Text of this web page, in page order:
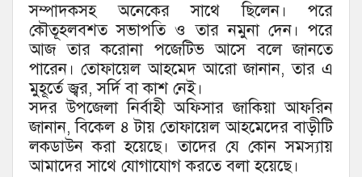
সম্পাদকসহ অনেকের সাথে ছিলেন। পরে
কৌতূহলবশত সভাপতি ও তার নমুনা দেন। পরে
আজ তার করোনা পজেটিভ আসে বলে জানতে
পারেন। তোফায়েল আহমেদ আরো জানান, তার এ
মুহূর্তে জ্বর, সর্দি বা কাশ নেই।
সদর উপজেলা নির্বাহী অফিসার জাকিয়া আফরিন
জানান, বিকেল ৪ টায় তোফায়েল আহমেদের বাড়ীটি
লকডাউন করা হয়েছে। তাদের যে কোন সমস্যায়
আমাদের সাথে যোগাযোগ করতে বলা হয়েছে।